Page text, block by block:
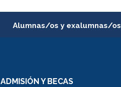
Alumnas/os y exalumnas/os
ADMISIÓN Y BECAS